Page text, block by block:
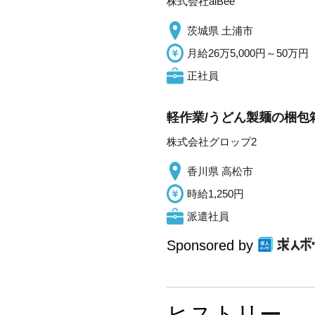
茨城県 土浦市
月給26万5,000円～50万円
正社員
軽作業/うどん製麺の梱
株式会社グロップ2
香川県 高松市
時給1,250円
派遣社員
Sponsored by